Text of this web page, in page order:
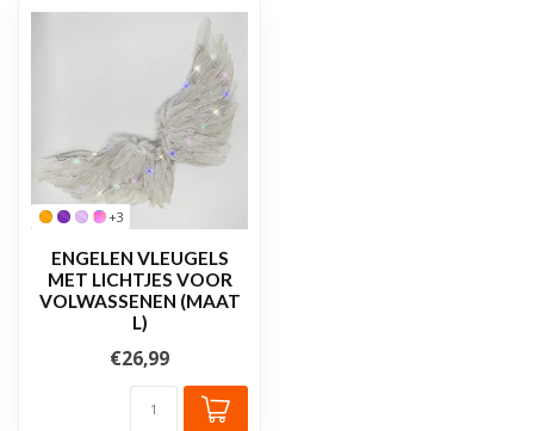
+3
ENGELEN VLEUGELS
MET LICHTJES VOOR
VOLWASSENEN (MAAT
L)
€26,99